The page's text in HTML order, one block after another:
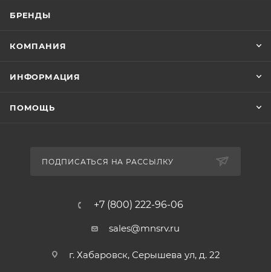
БРЕНДЫ
КОМПАНИЯ
ИНФОРМАЦИЯ
ПОМОЩЬ
ПОДПИСАТЬСЯ НА РАССЫЛКУ
+7 (800) 222-96-06
sales@mnsrv.ru
г. Хабаровск, Серышева ул, д. 22